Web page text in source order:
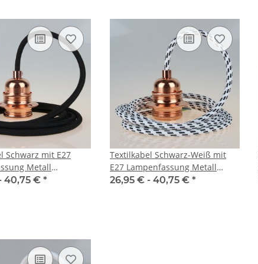
Schwarz mit E27
Metall
2 Schraubringe
40,75 € *
Textilkabel Schwarz-Weiß mit
E27 Lampenfassung Metall
verkupfert und 2 Schraubringe
26,95 € - 40,75 € *